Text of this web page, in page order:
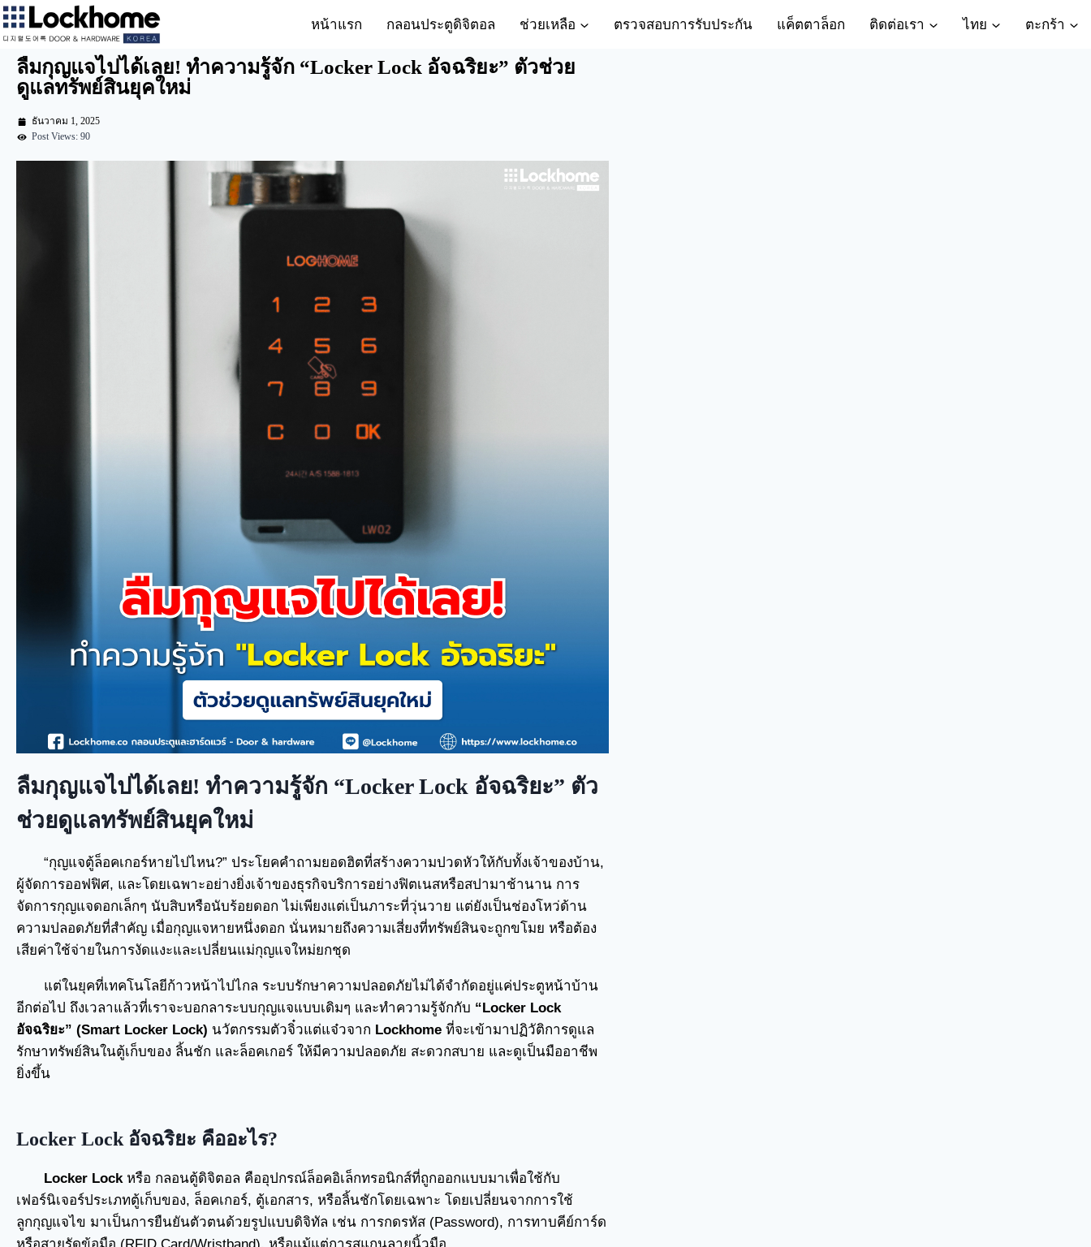
หน้าแรก กลอนประตูดิจิตอล ช่วยเหลือ ตรวจสอบการรับประกัน แค็ตตาล็อก ติดต่อเรา ไทย ตะกร้า
ลืมกุญแจไปได้เลย! ทำความรู้จัก “Locker Lock อัจฉริยะ” ตัวช่วย
ดูแลทรัพย์สินยุคใหม่
ธันวาคม 1, 2025
Post Views: 90
ลืมกุญแจไปได้เลย! ทำความรู้จัก “Locker Lock อัจฉริยะ” ตัว
ช่วยดูแลทรัพย์สินยุคใหม่
“กุญแจตู้ล็อคเกอร์หายไปไหน?” ประโยคคำถามยอดฮิตที่สร้างความปวดหัวให้กับทั้งเจ้าของบ้าน,
ผู้จัดการออฟฟิศ, และโดยเฉพาะอย่างยิ่งเจ้าของธุรกิจบริการอย่างฟิตเนสหรือสปามาช้านาน การ
จัดการกุญแจดอกเล็กๆ นับสิบหรือนับร้อยดอก ไม่เพียงแต่เป็นภาระที่วุ่นวาย แต่ยังเป็นช่องโหว่ด้าน
ความปลอดภัยที่สำคัญ เมื่อกุญแจหายหนึ่งดอก นั่นหมายถึงความเสี่ยงที่ทรัพย์สินจะถูกขโมย หรือต้อง
เสียค่าใช้จ่ายในการงัดแงะและเปลี่ยนแม่กุญแจใหม่ยกชุด
แต่ในยุคที่เทคโนโลยีก้าวหน้าไปไกล ระบบรักษาความปลอดภัยไม่ได้จำกัดอยู่แค่ประตูหน้าบ้าน
อีกต่อไป ถึงเวลาแล้วที่เราจะบอกลาระบบกุญแจแบบเดิมๆ และทำความรู้จักกับ “Locker Lock
อัจฉริยะ” (Smart Locker Lock) นวัตกรรมตัวจิ๋วแต่แจ๋วจาก Lockhome ที่จะเข้ามาปฏิวัติการดูแล
รักษาทรัพย์สินในตู้เก็บของ ลิ้นชัก และล็อคเกอร์ ให้มีความปลอดภัย สะดวกสบาย และดูเป็นมืออาชีพ
ยิ่งขึ้น
Locker Lock อัจฉริยะ คืออะไร?
Locker Lockหรือ กลอนตู้ดิจิตอล คืออุปกรณ์ล็อคอิเล็กทรอนิกส์ที่ถูกออกแบบมาเพื่อใช้กับ
เฟอร์นิเจอร์ประเภทตู้เก็บของ, ล็อคเกอร์, ตู้เอกสาร, หรือลิ้นชักโดยเฉพาะ โดยเปลี่ยนจากการใช้
ลูกกุญแจไข มาเป็นการยืนยันตัวตนด้วยรูปแบบดิจิทัล เช่น การกดรหัส (Password), การทาบคีย์การ์ด